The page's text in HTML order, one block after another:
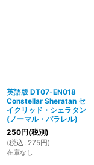
英語版 DT07-EN018
Constellar Sheratan セ
イクリッド・シェラタン
(ノーマル・パラレル)
250円(税別)
(税込 : 275円)
在庫なし